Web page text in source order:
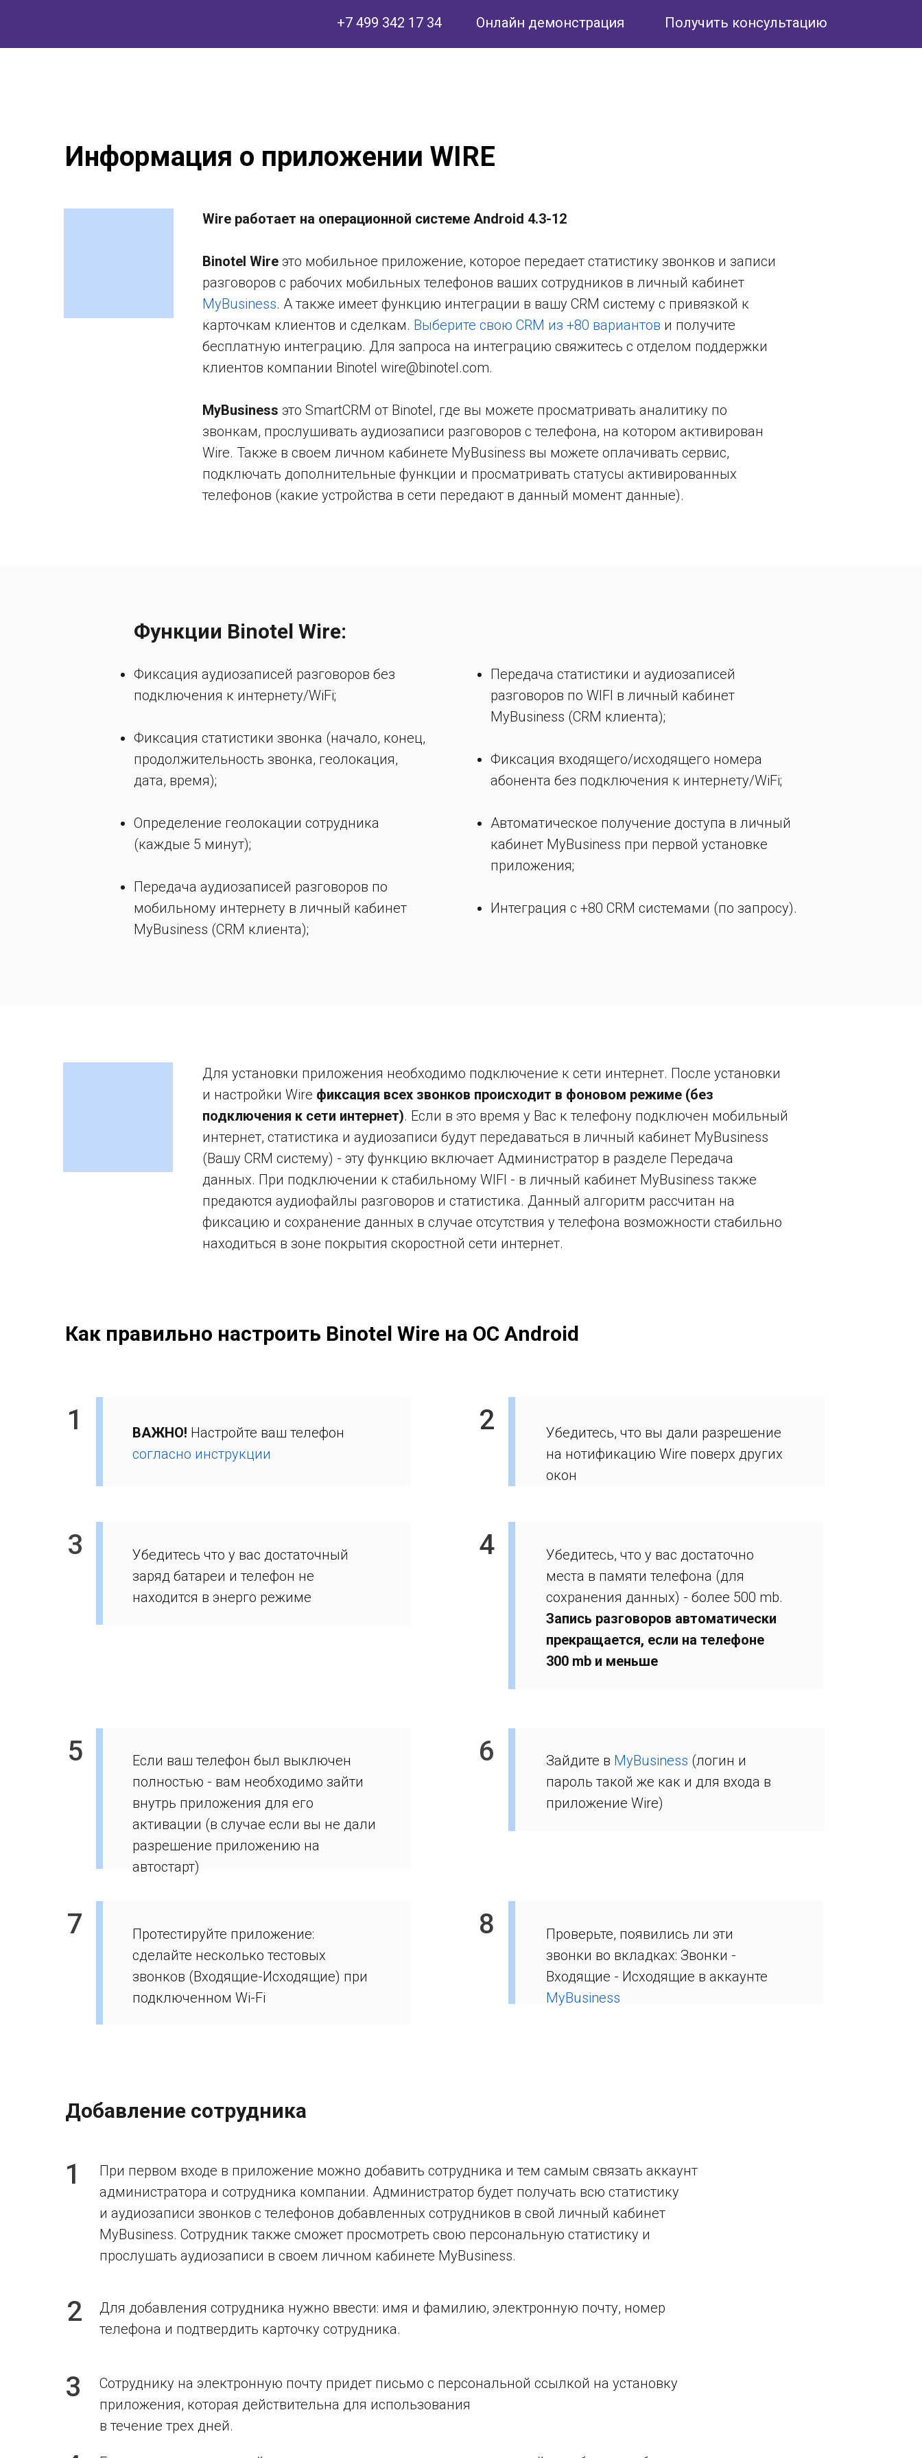
+7 499 342 17 34 Получить консультацию
Онлайн демонстрация
ВАЖНО! Настройте ваш телефон
согласно инструкции
Как правильно настроить Binotel Wire на ОС Android
Убедитесь, что вы дали разрешение
на нотификацию Wire поверх других
окон
Убедитесь что у вас достаточный
заряд батареи и телефон не
находится в энерго режиме
Убедитесь, что у вас достаточно
места в памяти телефона (для
сохранения данных) - более 500 mb.
Запись разговоров автоматически
прекращается, если на телефоне
300 mb и меньше
Если ваш телефон был выключен
полностью - вам необходимо зайти
внутрь приложения для его
активации (в случае если вы не дали
разрешение приложению на
автостарт)
Зайдите в MyBusiness (логин и
пароль такой же как и для входа в
приложение Wire)
Протестируйте приложение:
сделайте несколько тестовых
звонков (Входящие-Исходящие) при
подключенном Wi-Fi
Wire работает на операционной системе Android 4.3-12
Binotel Wire это мобильное приложение, которое передает статистику звонков и записи
разговоров с рабочих мобильных телефонов ваших сотрудников в личный кабинет
MyBusiness. А также имеет функцию интеграции в вашу CRM систему с привязкой к
карточкам клиентов и сделкам. Выберите свою CRM из +80 вариантов и получите
бесплатную интеграцию. Для запроса на интеграцию свяжитесь с отделом поддержки
клиентов компании Binotel wire@binotel.com.
MyBusiness это SmartCRM от Binotel, где вы можете просматривать аналитику по
звонкам, прослушивать аудиозаписи разговоров с телефона, на котором активирован
Wire. Также в своем личном кабинете MyBusiness вы можете оплачивать сервис,
подключать дополнительные функции и просматривать статусы активированных
телефонов (какие устройства в сети передают в данный момент данные).
Информация о приложении WIRE
Фиксация аудиозаписей разговоров без
подключения к интернету/WiFi;
Фиксация статистики звонка (начало, конец,
продолжительность звонка, геолокация,
дата, время);
Определение геолокации сотрудника
(каждые 5 минут);
Передача аудиозаписей разговоров по
мобильному интернету в личный кабинет
MyBusiness (CRM клиента);
Передача статистики и аудиозаписей
разговоров по WIFI в личный кабинет
MyBusiness (CRM клиента);
Фиксация входящего/исходящего номера
абонента без подключения к интернету/WiFi;
Автоматическое получение доступа в личный
кабинет MyBusiness при первой установке
приложения;
Интеграция с +80 CRM системами (по запросу).
Функции Binotel Wire:
1
Добавление сотрудника
2
4
3
5 6
7
Для установки приложения необходимо подключение к сети интернет. После установки
и настройки Wire фиксация всех звонков происходит в фоновом режиме (без
подключения к сети интернет). Если в это время у Вас к телефону подключен мобильный
интернет, статистика и аудиозаписи будут передаваться в личный кабинет MyBusiness
(Вашу CRM систему) - эту функцию включает Администратор в разделе Передача
данных. При подключении к стабильному WIFI - в личный кабинет MyBusiness также
предаются аудиофайлы разговоров и статистика. Данный алгоритм рассчитан на
фиксацию и сохранение данных в случае отсутствия у телефона возможности стабильно
находиться в зоне покрытия скоростной сети интернет.
Проверьте, появились ли эти
звонки во вкладках: Звонки -
Входящие - Исходящие в аккаунте
MyBusiness
8
При первом входе в приложение можно добавить сотрудника и тем самым связать аккаунт
администратора и сотрудника компании. Администратор будет получать всю статистику
и аудиозаписи звонков с телефонов добавленных сотрудников в свой личный кабинет
MyBusiness. Сотрудник также сможет просмотреть свою персональную статистику и
прослушать аудиозаписи в своем личном кабинете MyBusiness.
Для добавления сотрудника нужно ввести: имя и фамилию, электронную почту, номер
телефона и подтвердить карточку сотрудника.
Сотруднику на электронную почту придет письмо с персональной ссылкой на установку
приложения, которая действительна для использования
в течение трех дней.
1
2
3